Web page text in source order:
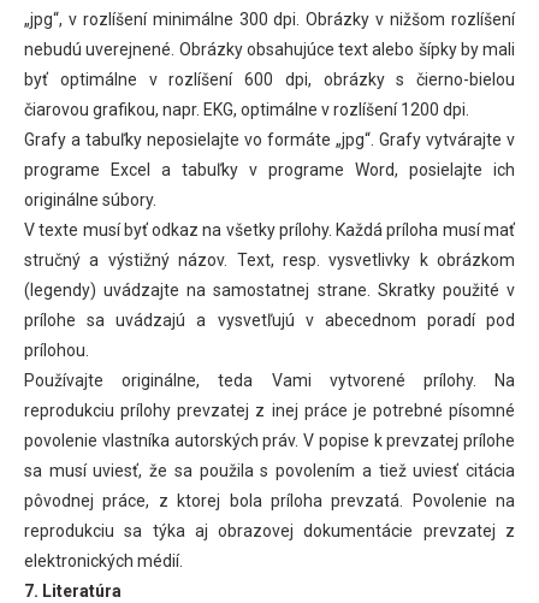
„jpg“, v rozlíšení minimálne 300 dpi. Obrázky v nižšom rozlíšení
nebudú uverejnené. Obrázky obsahujúce text alebo šípky by mali
byť optimálne v rozlíšení 600 dpi, obrázky s čierno-bielou
čiarovou grafikou, napr. EKG, optimálne v rozlíšení 1200 dpi.
Grafy a tabuľky neposielajte vo formáte „jpg“. Grafy vytvárajte v
programe Excel a tabuľky v programe Word, posielajte ich
originálne súbory.
V texte musí byť odkaz na všetky prílohy. Každá príloha musí mať
stručný a výstižný názov. Text, resp. vysvetlivky k obrázkom
(legendy) uvádzajte na samostatnej strane. Skratky použité v
prílohe sa uvádzajú a vysvetľujú v abecednom poradí pod
prílohou.
Používajte originálne, teda Vami vytvorené prílohy. Na
reprodukciu prílohy prevzatej z inej práce je potrebné písomné
povolenie vlastníka autorských práv. V popise k prevzatej prílohe
sa musí uviesť, že sa použila s povolením a tiež uviesť citácia
pôvodnej práce, z ktorej bola príloha prevzatá. Povolenie na
reprodukciu sa týka aj obrazovej dokumentácie prevzatej z
elektronických médií.
7. Literatúra